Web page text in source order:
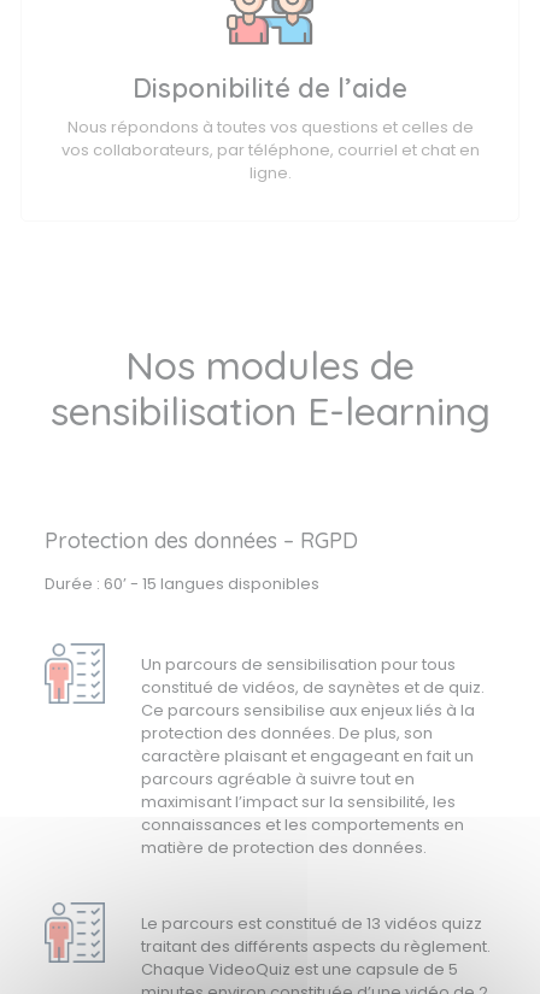
Disponibilité de l’aide
Nous répondons à toutes vos questions et celles de
vos collaborateurs, par téléphone, courriel et chat en
ligne.
Nos modules de
sensibilisation E-learning
Protection des données – RGPD
Durée : 60’ - 15 langues disponibles
Un parcours de sensibilisation pour tous
constitué de vidéos, de saynètes et de quiz.
Ce parcours sensibilise aux enjeux liés à la
protection des données. De plus, son
caractère plaisant et engageant en fait un
parcours agréable à suivre tout en
maximisant l’impact sur la sensibilité, les
connaissances et les comportements en
matière de protection des données.
Le parcours est constitué de 13 vidéos quizz
traitant des différents aspects du règlement.
Chaque VideoQuiz est une capsule de 5